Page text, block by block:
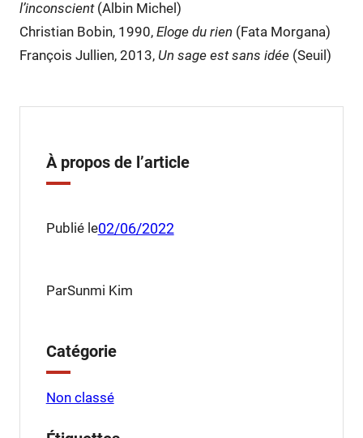
l’inconscient(Albin Michel)
Christian Bobin, 1990, Eloge du rien (Fata Morgana)
François Jullien, 2013, Un sage est sans idée(Seuil)
À propos de l’article
Publié le02/06/2022
ParSunmi Kim
Catégorie
Non classé